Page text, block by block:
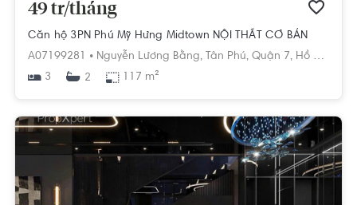
49 tr/tháng
Căn hộ 3PN Phú Mỹ Hưng Midtown NỘI THẤT CƠ BẢN
A07199281 • Nguyễn Lương Bằng, Tân Phú, Quận 7, Hồ Chí Minh
3
2 117 m²